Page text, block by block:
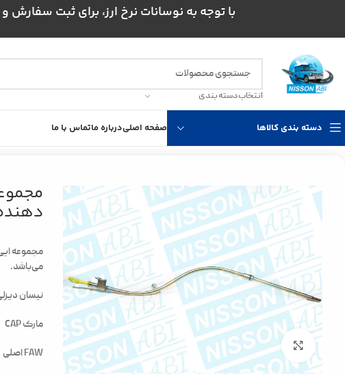
با توجه به نوسانات نرخ ارز، برای ثبت سفارش و استعلام
انتخاب دسته بندی
دسته بندی کالاها صفحه اصلیدرباره ماتماس با ما
بزرگنمایی تصویر
مجموعه
می‌باشد.
نیسان
مارک CAP
FAW اصلی